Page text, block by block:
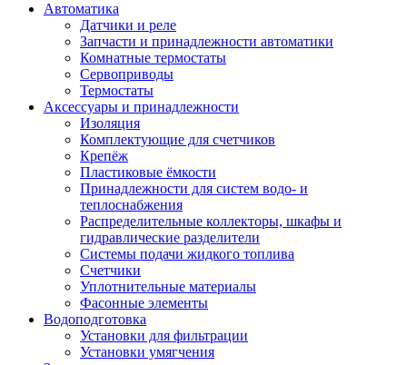
Автоматика
Датчики и реле
Запчасти и принадлежности автоматики
Комнатные термостаты
Сервоприводы
Термостаты
Аксессуары и принадлежности
Изоляция
Комплектующие для счетчиков
Крепёж
Пластиковые ёмкости
Принадлежности для систем водо- и
теплоснабжения
Распределительные коллекторы, шкафы и
гидравлические разделители
Системы подачи жидкого топлива
Счетчики
Уплотнительные материалы
Фасонные элементы
Водоподготовка
Установки для фильтрации
Установки умягчения